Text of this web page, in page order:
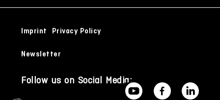
Imprint Privacy Policy
Newsletter
Follow us on Social Media: